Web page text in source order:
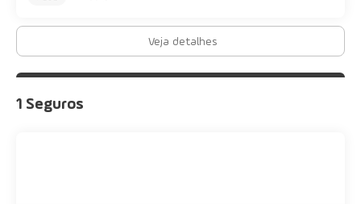
Veja detalhes
1 Seguros